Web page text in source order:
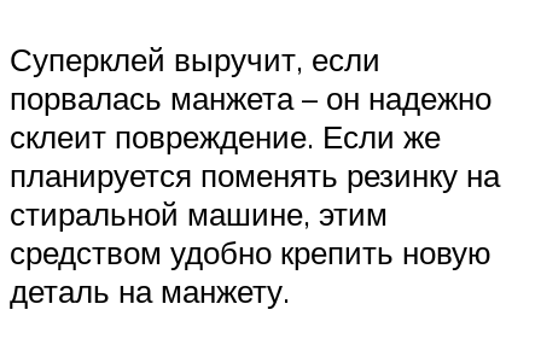
Суперклей выручит, если
порвалась манжета – он надежно
склеит повреждение. Если же
планируется поменять резинку на
стиральной машине, этим
средством удобно крепить новую
деталь на манжету.